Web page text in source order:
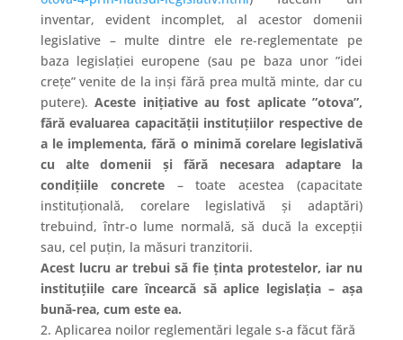
inventar, evident incomplet, al acestor domenii
legislative – multe dintre ele re-reglementate pe
baza legislației europene (sau pe baza unor ”idei
crețe” venite de la inși fără prea multă minte, dar cu
putere).Aceste inițiative au fost aplicate ”otova”,
fără evaluarea capacității instituțiilor respective de
a le implementa, fără o minimă corelare legislativă
cu alte domenii și fără necesara adaptare la
condițiile concrete– toate acestea (capacitate
instituțională, corelare legislativă și adaptări)
trebuind, într-o lume normală, să ducă la excepții
sau, cel puțin, la măsuri tranzitorii.
Acest lucru ar trebui să fie ținta protestelor, iar nu
instituțiile care încearcă să aplice legislația – așa
bună-rea, cum este ea.
2. Aplicarea noilor reglementări legale s-a făcut fără